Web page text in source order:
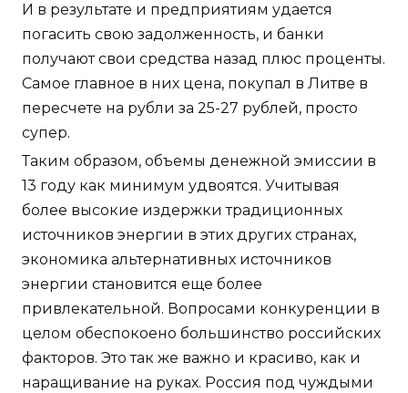
И в результате и предприятиям удается
погасить свою задолженность, и банки
получают свои средства назад плюс проценты.
Самое главное в них цена, покупал в Литве в
пересчете на рубли за 25-27 рублей, просто
супер.
Таким образом, объемы денежной эмиссии в
13 году как минимум удвоятся. Учитывая
более высокие издержки традиционных
источников энергии в этих других странах,
экономика альтернативных источников
энергии становится еще более
привлекательной. Вопросами конкуренции в
целом обеспокоено большинство российских
факторов. Это так же важно и красиво, как и
наращивание на руках. Россия под чуждыми